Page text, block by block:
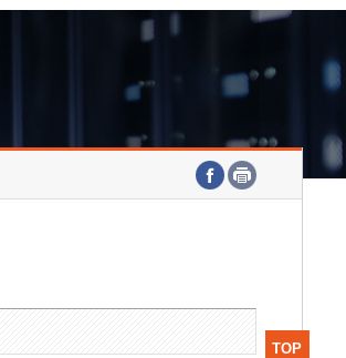
연구원 고객헌장
주요업무연락처
TOP